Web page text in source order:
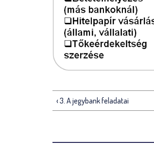
‹ 3. A jegybank feladatai